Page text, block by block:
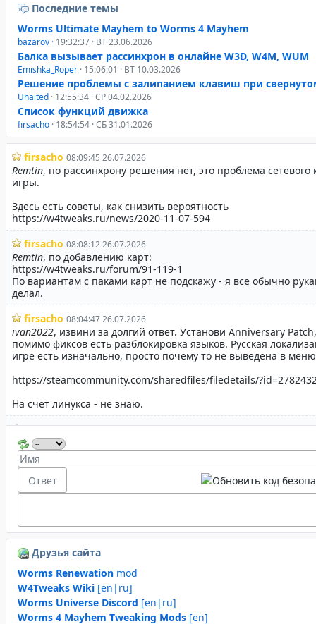
Последние темы
Worms Ultimate Mayhem to Worms 4 Mayhem
bazarov · 19:32:37 · ВТ 23.06.2026
Балка вызывает рассинхрон в онлайне W3D, W4M, WUM
Emishka_Roper · 15:06:01 · ВТ 10.03.2026
Решение проблемы с залипанием клавиш при
Unaited · 12:55:34 · СР 04.02.2026
Список функций движка
firsacho · 18:54:54 · СБ 31.01.2026
Друзья сайта
Worms Renewation mod
W4Tweaks Wiki [en|ru]
Worms Universe Discord [en|ru]
Worms 4 Mayhem Tweaking Mods [en]